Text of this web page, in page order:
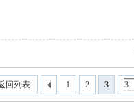
1 2 3
回列表